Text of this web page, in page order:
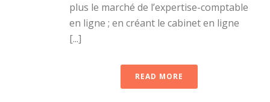
plus le marché de l’expertise-comptable
en ligne ; en créant le cabinet en ligne
[...]
READ MORE